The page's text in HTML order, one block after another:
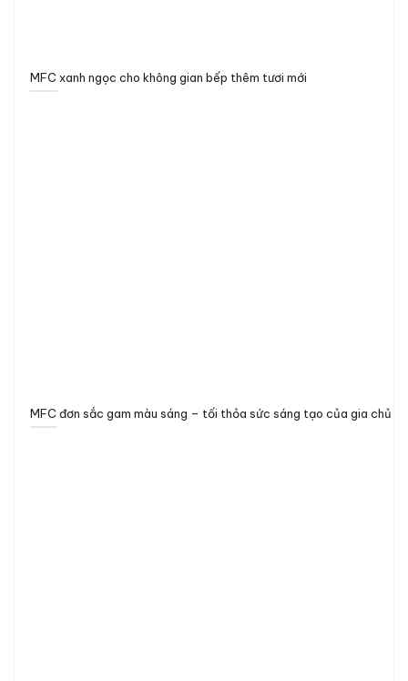
MFC xanh ngọc cho không gian bếp thêm tươi mới
MFC đơn sắc gam màu sáng – tối thỏa sức sáng tạo của gia chủ